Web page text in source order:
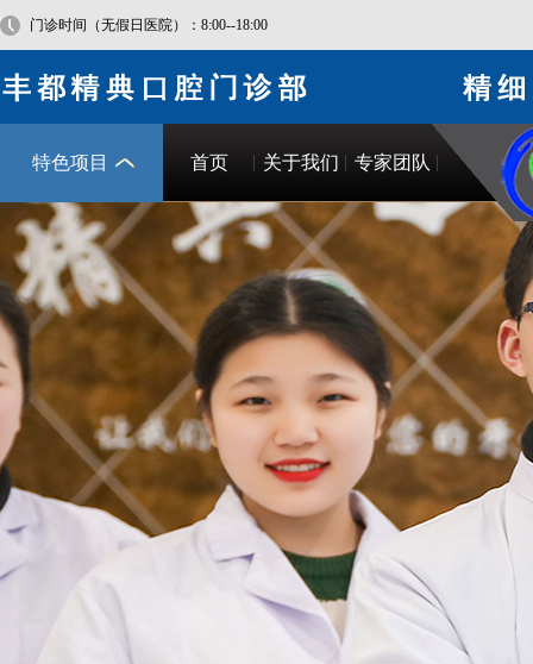
门诊时间（无假日医院）：8:00--18:00
特色项目 首页 关于我们 专家团队